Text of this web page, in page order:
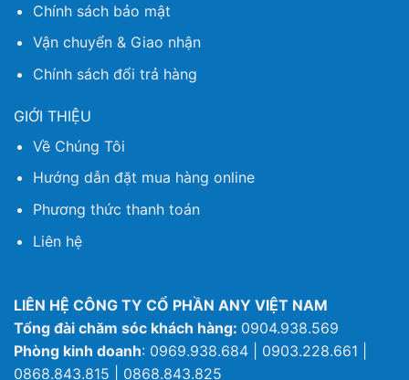
Chính sách bảo mật
Vận chuyển & Giao nhận
Chính sách đổi trả hàng
GIỚI THIỆU
Về Chúng Tôi
Hướng dẫn đặt mua hàng online
Phương thức thanh toán
Liên hệ
LIÊN HỆ CÔNG TY CỔ PHẦN ANY VIỆT NAM
Tổng đài chăm sóc khách hàng: 0904.938.569
Phòng kinh doanh: 0969.938.684 | 0903.228.661 |
0868.843.815 | 0868.843.825